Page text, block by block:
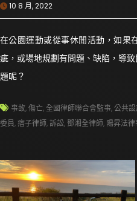
10 8 月, 2022
在公園運動或從事休閒活動，如果
疵，或場地規劃有問題、缺陷，導
題呢？
事故,傷亡,全國律師聯合會監事,公共
委員,痞子律師,訴訟, 鄧湘全律師, 陽昇法